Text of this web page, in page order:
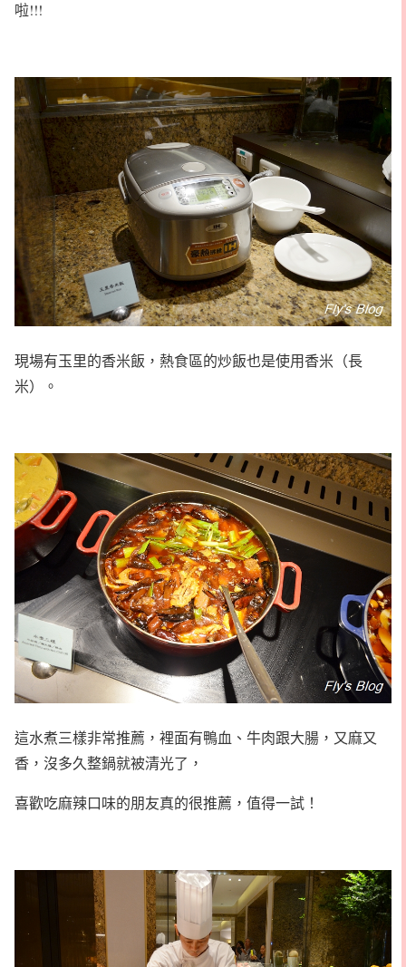
啦!!!
現場有玉里的香米飯，熱食區的炒飯也是使用香米（長
米）。
這水煮三樣非常推薦，裡面有鴨血、牛肉跟大腸，又麻又
香，沒多久整鍋就被清光了，
喜歡吃麻辣口味的朋友真的很推薦，值得一試！